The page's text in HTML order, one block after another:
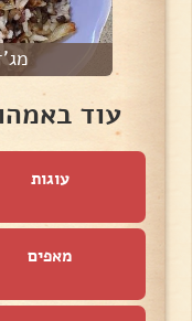
עוד
עוגות
מאפים